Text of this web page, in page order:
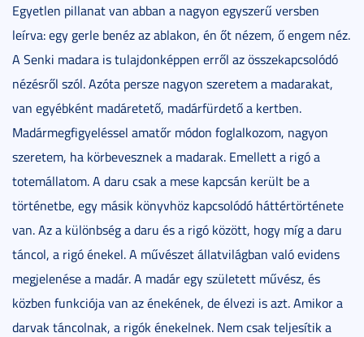
Egyetlen pillanat van abban a nagyon egyszerű versben
leírva: egy gerle benéz az ablakon, én őt nézem, ő engem néz.
A Senki madara is tulajdonképpen erről az összekapcsolódó
nézésről szól. Azóta persze nagyon szeretem a madarakat,
van egyébként madáretető, madárfürdető a kertben.
Madármegfigyeléssel amatőr módon foglalkozom, nagyon
szeretem, ha körbevesznek a madarak. Emellett a rigó a
totemállatom. A daru csak a mese kapcsán került be a
történetbe, egy másik könyvhöz kapcsolódó háttértörténete
van. Az a különbség a daru és a rigó között, hogy míg a daru
táncol, a rigó énekel. A művészet állatvilágban való evidens
megjelenése a madár. A madár egy született művész, és
közben funkciója van az énekének, de élvezi is azt. Amikor a
darvak táncolnak, a rigók énekelnek. Nem csak teljesítik a